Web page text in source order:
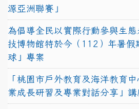
源亞洲聯賽」
為倡導全民以實際行動參與生
技博物館特於今（112）年暑假
球」專案
「桃園市戶外教育及海洋教育
業成長研習及專業對話分享」講